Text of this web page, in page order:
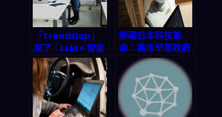
「Trendslop」
來了：LLM + 智能
代理怎麼把企業諮
詢從『有效』變
『花俏』？2026
風險拆解與落地指
南
解碼日本科技革
命：高市早苗政府
砸 ¥1.5 兆美元
playing
Hardball with
AI、量子計算、無
人機三大命運棋子